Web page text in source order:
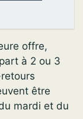
offre,
à 2 ou 3
être
mardi et du